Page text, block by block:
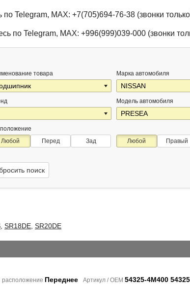
по Telegram, MAX: +7(705)694-76-38 (звонки
по Telegram, MAX: +996(999)039-000 (звонки
товара Марка автомобиля
Модель автомобиля
Любой
Перед Зад Любой Правый
поиск
SR18DE SR20DE
расположение Переднее Артикул / OEM 54325-4M400